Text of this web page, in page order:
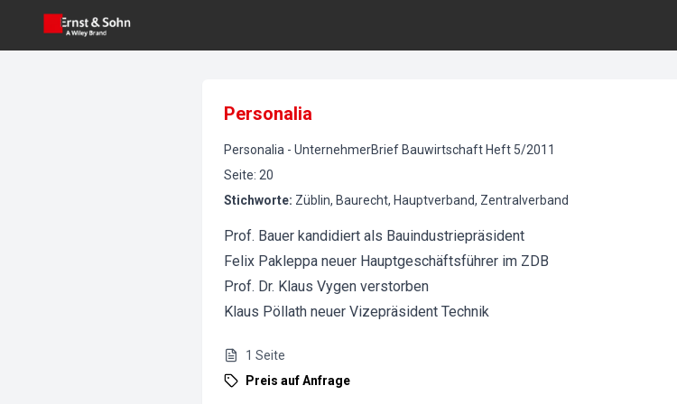
Personalia
Personalia - UnternehmerBrief Bauwirtschaft Heft 5/2011
Seite: 20
Stichworte: Züblin, Baurecht, Hauptverband, Zentralverband
Prof. Bauer kandidiert als Bauindustriepräsident
Felix Pakleppa neuer Hauptgeschäftsführer im ZDB
Prof. Dr. Klaus Vygen verstorben
Klaus Pöllath neuer Vizepräsident Technik
1 Seite
Preis auf Anfrage